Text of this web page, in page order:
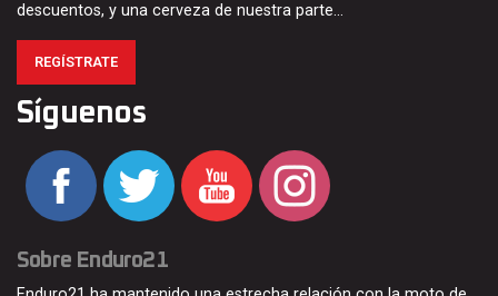
descuentos, y una cerveza de nuestra parte…
REGÍSTRATE
Síguenos
Sobre Enduro21